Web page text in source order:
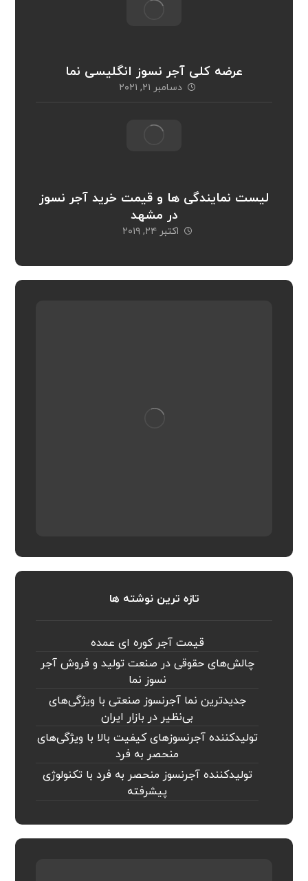
عرضه کلی آجر نسوز انگلیسی نما
دسامبر ۲۱, ۲۰۲۱
لیست نمایندگی ها و قیمت خرید آجر نسوز
در مشهد
اکتبر ۲۴, ۲۰۱۹
تازه ترین نوشته ها
قیمت آجر کوره ای عمده
چالش‌های حقوقی در صنعت تولید و فروش آجر
نسوز نما
جدیدترین نما آجرنسوز صنعتی با ویژگی‌های
بی‌نظیر در بازار ایران
تولیدکننده آجرنسوزهای کیفیت بالا با ویژگی‌های
منحصر به فرد
تولیدکننده آجرنسوز منحصر به فرد با تکنولوژی
پیشرفته